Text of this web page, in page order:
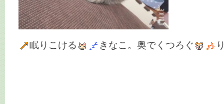
眠りこける きなこ。奥でくつろぐ